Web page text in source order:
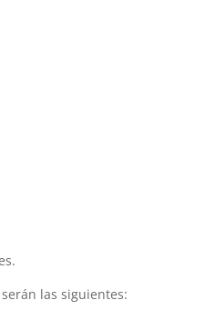
las siguientes: